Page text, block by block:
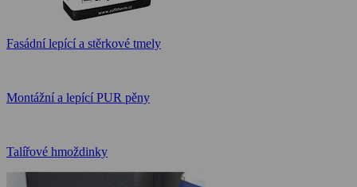
Fasádní lepící a stěrkové tmely
Montážní a lepící PUR pěny
Talířové hmoždinky